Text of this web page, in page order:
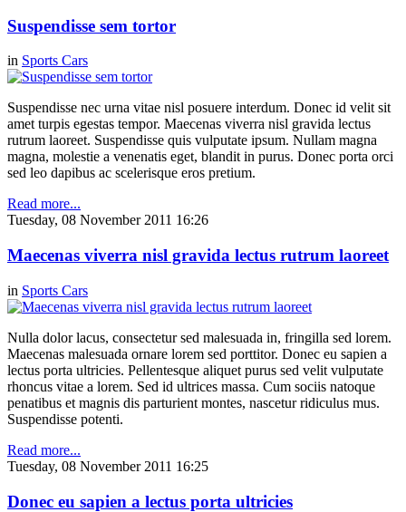
Suspendisse sem tortor
in Sports Cars
Suspendisse nec urna vitae nisl posuere interdum. Donec id velit sit
amet turpis egestas tempor. Maecenas viverra nisl gravida lectus
rutrum laoreet. Suspendisse quis vulputate ipsum. Nullam magna
magna, molestie a venenatis eget, blandit in purus. Donec porta orci
sed leo dapibus ac scelerisque eros pretium.
Read more...
Tuesday, 08 November 2011 16:26
Maecenas viverra nisl gravida lectus rutrum laoreet
in Sports Cars
Nulla dolor lacus, consectetur sed malesuada in, fringilla sed lorem.
Maecenas malesuada ornare lorem sed porttitor. Donec eu sapien a
lectus porta ultricies. Pellentesque aliquet purus sed velit vulputate
rhoncus vitae a lorem. Sed id ultrices massa. Cum sociis natoque
penatibus et magnis dis parturient montes, nascetur ridiculus mus.
Suspendisse potenti.
Read more...
Tuesday, 08 November 2011 16:25
Donec eu sapien a lectus porta ultricies